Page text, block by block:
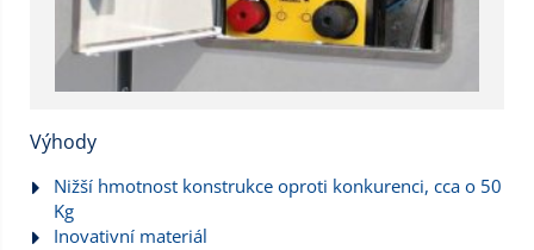
Výhody
Nižší hmotnost konstrukce oproti konkurenci, cca o 50
Kg
Inovativní materiál